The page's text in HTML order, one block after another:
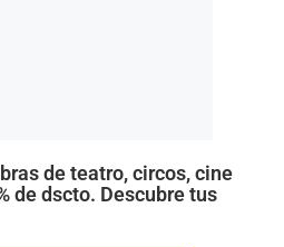
de teatro, circos, cine
de dscto. Descubre tus